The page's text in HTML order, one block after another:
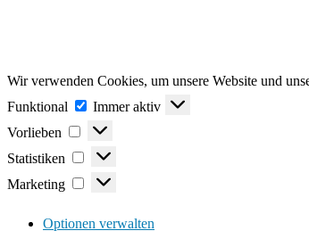
Wir verwenden Cookies, um unsere Website und
Funktional
Funktional
Immer aktiv
Vorlieben
Vorlieben
Statistiken
Statistiken
Marketing
Marketing
Optionen verwalten